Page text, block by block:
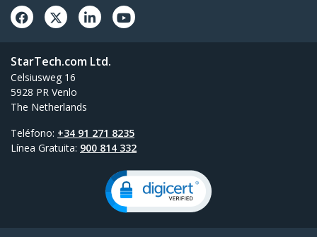
StarTech.com Ltd.
Celsiusweg 16
5928 PR Venlo
The Netherlands
Teléfono: +34 91 271 8235
Línea Gratuita: 900 814 332